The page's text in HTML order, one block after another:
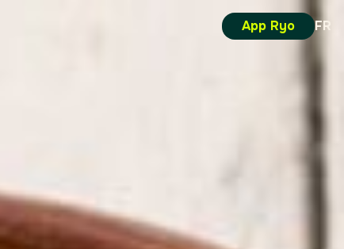
App Ryo FR